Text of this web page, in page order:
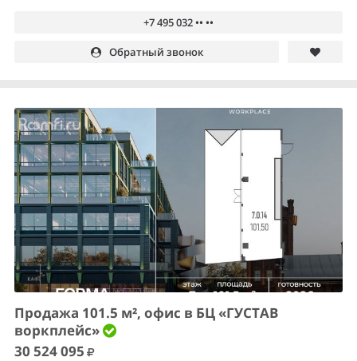
+7 495 032 •• ••
Обратный звонок
Продажа 101.5 м², офис в БЦ «ГУСТАВ
воркплейс»
30 524 095